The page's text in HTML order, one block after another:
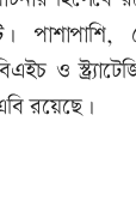
পাশাপাশি,
ও
রয়েছে।